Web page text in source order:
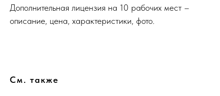
Дополнительная лицензия на 10 рабочих мест –
описание, цена, характеристики, фото.
См. также